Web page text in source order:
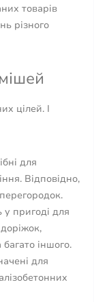
товарів
різного
цілей. І
для
Відповідно,
у пригоді для
іншого.
для